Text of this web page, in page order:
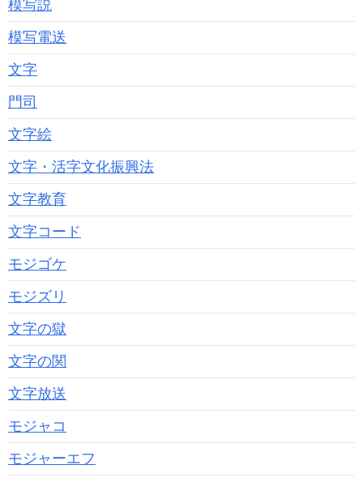
模写説
模写電送
文字
門司
文字絵
文字・活字文化振興法
文字教育
文字コード
モジゴケ
モジズリ
文字の獄
文字の関
文字放送
モジャコ
モジャーエフ